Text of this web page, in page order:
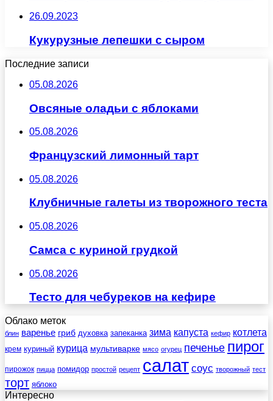
26.09.2023
Кукурузные лепешки с сыром
Последние записи
05.08.2026
Овсяные оладьи с яблоками
05.08.2026
Французский лимонный тарт
05.08.2026
Клубничные галеты из творожного теста
05.08.2026
Самса с куриной грудкой
05.08.2026
Тесто для чебуреков на кефире
Облако меток
блин варенье гриб духовка запеканка зима капуста кефир котлета
крем куриный курица мультиварке мясо огурец печенье пирог
пирожок пицца помидор простой рецепт салат соус творожный тест
торт яблоко
Интересно